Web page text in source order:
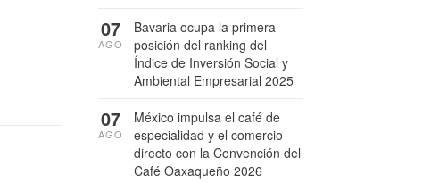
Bavaria ocupa la primera
posición del ranking del
Índice de Inversión Social y
Ambiental Empresarial 2025
07
AGO
México impulsa el café de
especialidad y el comercio
directo con la Convención del
Café Oaxaqueño 2026
07
AGO